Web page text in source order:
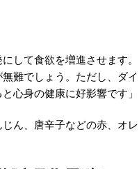
して食欲を増進させます。
難でしょう。ただし、ダイ
心身の健康に好影響です」
ん、唐辛子などの赤、オレ